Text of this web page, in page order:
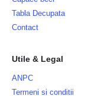
Tabla Decupata
Contact
Utile & Legal
ANPC
Termeni si conditii